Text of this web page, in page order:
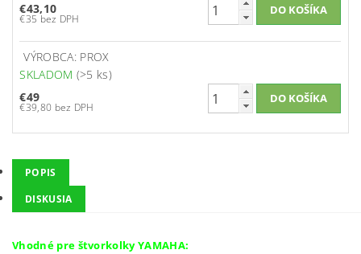
€43,10
€35 bez DPH
VÝROBCA: PROX
SKLADOM (>5 ks)
€49
€39,80 bez DPH
POPIS
DISKUSIA
Vhodné pre štvorkolky YAMAHA: